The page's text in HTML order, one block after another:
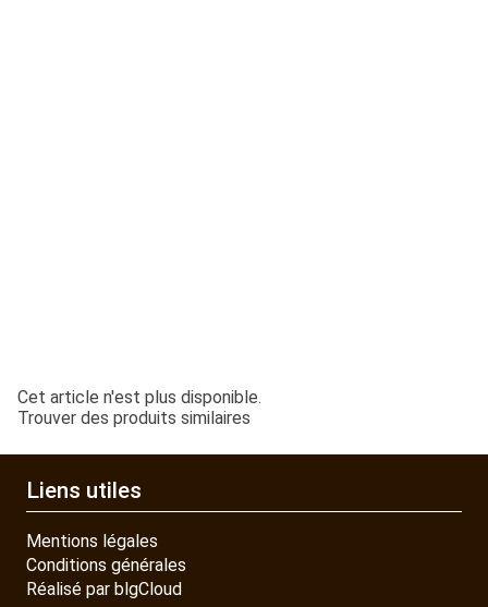
Cet article n'est plus disponible.
Trouver des produits similaires
Liens utiles
Mentions légales
Conditions générales
Réalisé par blgCloud